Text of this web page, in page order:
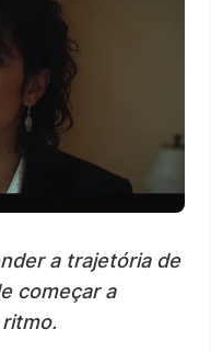
a trajetória de
começar a